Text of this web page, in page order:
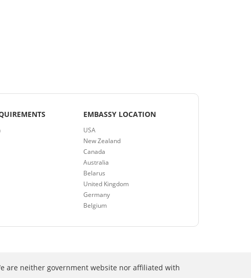
EMBASSY LOCATION
USA
New Zealand
Canada
Australia
Belarus
United Kingdom
Germany
Belgium
are neither government website nor affiliated with